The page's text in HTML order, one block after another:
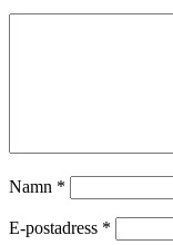
Namn *
E-postadress *